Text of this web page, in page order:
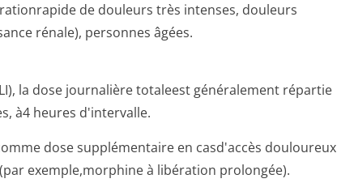
de douleurs très intenses, douleurs
rénale), personnes âgées.
la dose journalière totaleest généralement répartie
à4 heures d'intervalle.
dose supplémentaire en casd'accès douloureux
exemple,morphine à libération prolongée).